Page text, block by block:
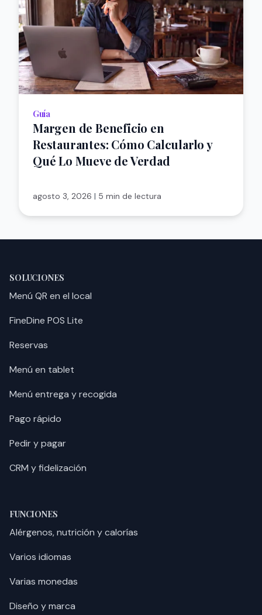
Guía
Margen de Beneficio en
Restaurantes: Cómo Calcularlo y
Qué Lo Mueve de Verdad
agosto 3, 2026 | 5 min de lectura
SOLUCIONES
Menú QR en el local
FineDine POS Lite
Reservas
Menú en tablet
Menú entrega y recogida
Pago rápido
Pedir y pagar
CRM y fidelización
FUNCIONES
Alérgenos, nutrición y calorías
Varios idiomas
Varias monedas
Diseño y marca